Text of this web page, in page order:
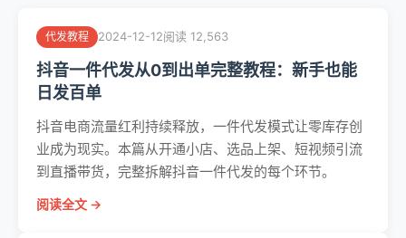
代发教程 2024-12-12阅读 12,563
抖音一件代发从0到出单完整教程：新手也能
日发百单
抖音电商流量红利持续释放，一件代发模式让零库存创
业成为现实。本篇从开通小店、选品上架、短视频引流
到直播带货，完整拆解抖音一件代发的每个环节。
阅读全文 →